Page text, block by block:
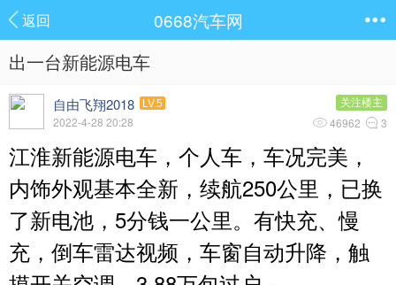
返回 0668汽车网
出一台新能源电车
自由飞翔2018 LV.5
2022-4-28 20:28
关注楼主
46962 3
江淮新能源电车，个人车，车况完美，
内饰外观基本全新，续航250公里，已换
了新电池，5分钱一公里。有快充、慢
充，倒车雷达视频，车窗自动升降，触